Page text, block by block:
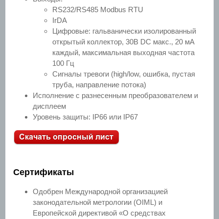
RS232/RS485 Modbus RTU
IrDA
Цифровые: гальванически изолированный
открытый коллектор, 30В DC макс., 20 мA
каждый, максимальная выходная частота
100 Гц
Сигналы тревоги (high/low, ошибка, пустая
труба, направление потока)
Исполнение с разнесенным преобразователем и
дисплеем
Уровень защиты: IP66 или IP67
Сертификаты
Одобрен Международной организацией
законодательной метрологии (OIML) и
Европейской директивой «О средствах